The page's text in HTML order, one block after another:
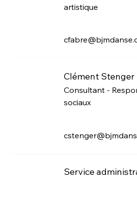
artistique
Clément Stenger
Consultant -
sociaux
Service